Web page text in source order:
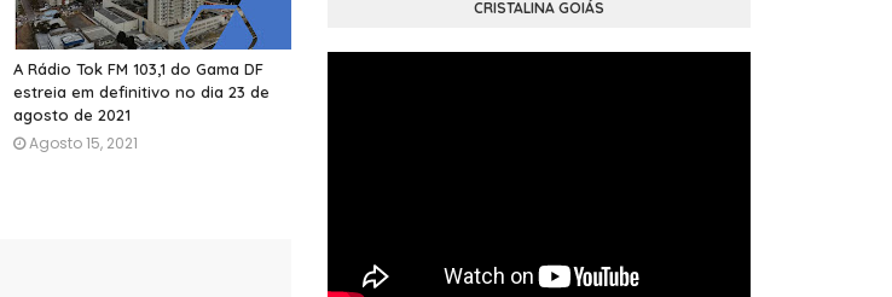
A Rádio Tok FM 103,1 do Gama DF
estreia em definitivo no dia 23 de
agosto de 2021
Agosto 15, 2021
CRISTALINA GOIÁS